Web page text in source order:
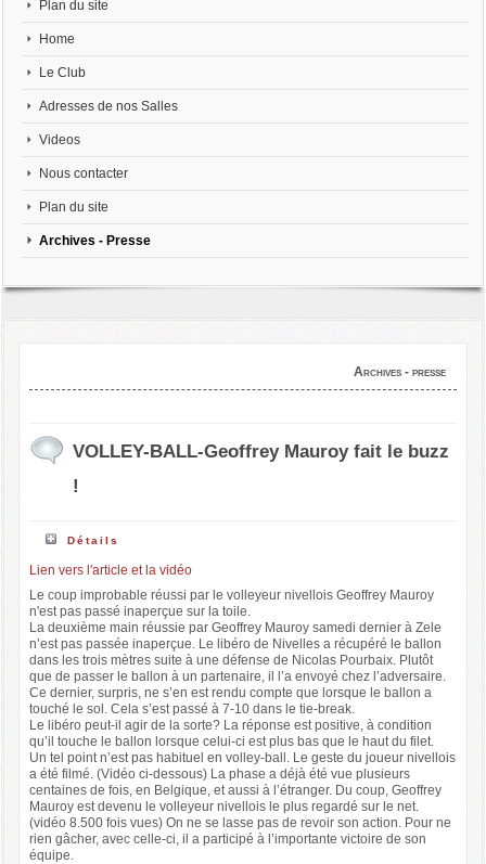
Plan du site
Home
Le Club
Adresses de nos Salles
Videos
Nous contacter
Plan du site
Archives - Presse
Archives - presse
VOLLEY-BALL-Geoffrey Mauroy fait le buzz
!
Détails
Lien vers l'article et la vidéo
Le coup improbable réussi par le volleyeur nivellois Geoffrey Mauroy
n'est pas passé inaperçue sur la toile.
La deuxième main réussie par Geoffrey Mauroy samedi dernier à Zele
n’est pas passée inaperçue. Le libéro de Nivelles a récupéré le ballon
dans les trois mètres suite à une défense de Nicolas Pourbaix. Plutôt
que de passer le ballon à un partenaire, il l’a envoyé chez l’adversaire.
Ce dernier, surpris, ne s’en est rendu compte que lorsque le ballon a
touché le sol. Cela s’est passé à 7-10 dans le tie-break.
Le libéro peut-il agir de la sorte? La réponse est positive, à condition
qu’il touche le ballon lorsque celui-ci est plus bas que le haut du filet.
Un tel point n’est pas habituel en volley-ball. Le geste du joueur nivellois
a été filmé. (Vidéo ci-dessous) La phase a déjà été vue plusieurs
centaines de fois, en Belgique, et aussi à l’étranger. Du coup, Geoffrey
Mauroy est devenu le volleyeur nivellois le plus regardé sur le net.
(vidéo 8.500 fois vues) On ne se lasse pas de revoir son action. Pour ne
rien gâcher, avec celle-ci, il a participé à l’importante victoire de son
équipe.